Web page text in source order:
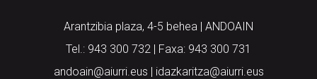
Arantzibia plaza, 4-5 behea | ANDOAIN
Tel.: 943 300 732 | Faxa: 943 300 731
andoain@aiurri.eus | idazkaritza@aiurri.eus